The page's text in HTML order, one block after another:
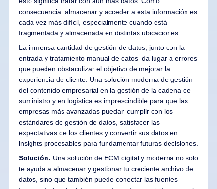
consecuencia, almacenar y acceder a esta información es
cada vez más difícil, especialmente cuando está
fragmentada y almacenada en distintas ubicaciones.
La inmensa cantidad de gestión de datos, junto con la
entrada y tratamiento manual de datos, da lugar a errores
que pueden obstaculizar el objetivo de mejorar la
experiencia de cliente. Una solución moderna de gestión
del contenido empresarial en la gestión de la cadena de
suministro y en logística es imprescindible para que las
empresas más avanzadas puedan cumplir con los
estándares de gestión de datos, satisfacer las
expectativas de los clientes y convertir sus datos en
insights procesables para fundamentar futuras decisiones.
Solución: Una solución de ECM digital y moderna no solo
te ayuda a almacenar y gestionar tu creciente archivo de
datos, sino que también puede conectar las fuentes